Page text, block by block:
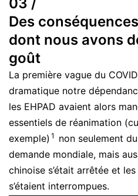
Des
dont nous avons
goût
La première vague du
dramatique notre
les EHPAD avaient alors
essentiels de réanimation
exemple) 1
non seulement
demande mondiale, mais
chinoise s’était arrêtée et
s’étaient interrompues.